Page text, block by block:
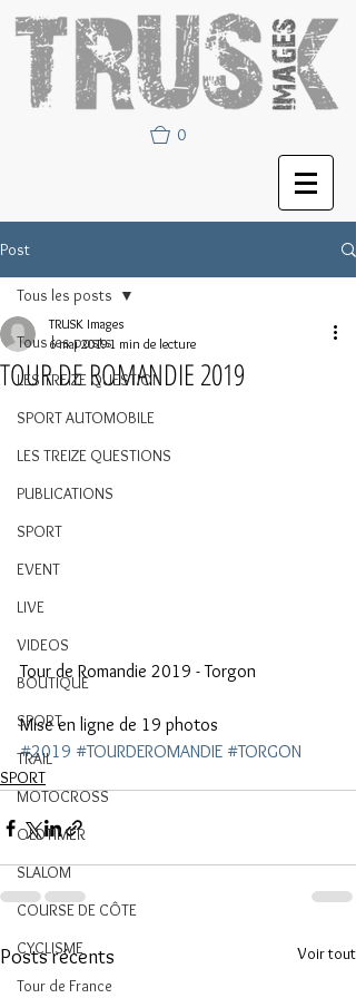
0
Post
Tous les posts
LES TREIZE QUESTION
SPORT AUTOMOBILE
LES TREIZE QUESTIONS
PUBLICATIONS
SPORT
EVENT
LIVE
VIDEOS
BOUTIQUE
SPORT
TRAIL
MOTOCROSS
OLDTIMER
SLALOM
COURSE DE CÔTE
CYCLISME
Tour de France
Tous les posts
TOUR DE ROMANDIE 2019
TRUSK Images
6 mai 20191 min de lecture
Tour de Romandie 2019 - Torgon
Mise en ligne de 19 photos
#2019 #TOURDEROMANDIE #TORGON
SPORT
Posts récents Voir tout